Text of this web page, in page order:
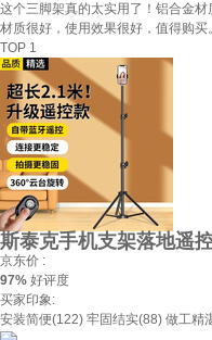
这个三脚架真的太实用了！铝合金
材质很好，使用效果很好，值得购买。
TOP 1
斯泰克手机支架落地遥
京东价 :
97% 好评度
买家印象:
安装简便(122) 牢固结实(88) 做工精